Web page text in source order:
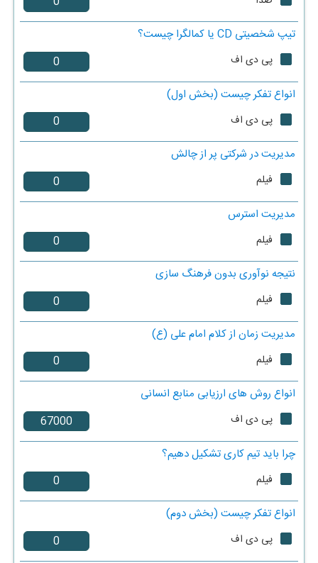
تیپ شخصیتی CD یا کمالگرا چیست؟
پی دی اف
انواع تفکر چیست (بخش اول)
پی دی اف
مدیریت در شرکتی پر از چالش
فیلم
مدیریت استرس
فیلم
نتیجه نوآوری بدون فرهنگ سازی
فیلم
مدیریت زمان از کلام امام علی (ع)
فیلم
انواع روش های ارزیابی منابع انسانی
پی دی اف
چرا باید تیم کاری تشکیل دهیم؟
فیلم
انواع تفکر چیست (بخش دوم)
پی دی اف